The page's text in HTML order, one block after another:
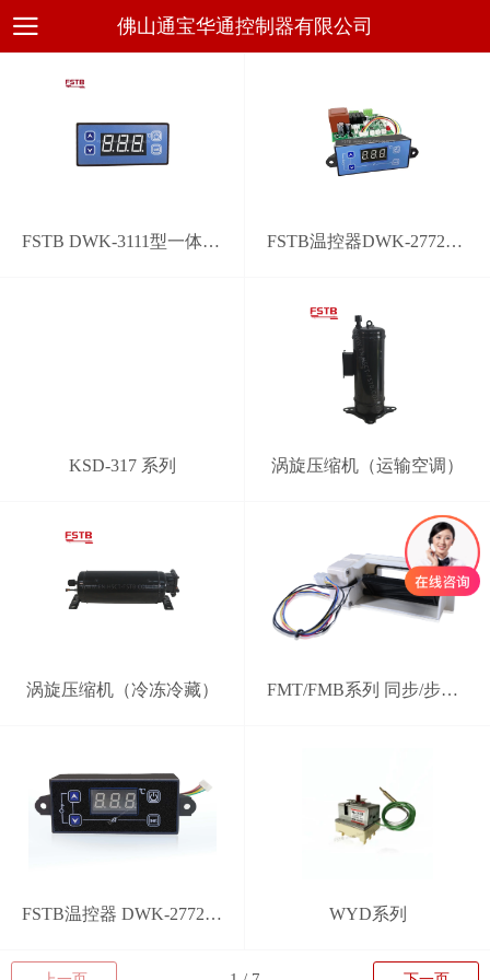
佛山通宝华通控制器有限公司
FSTB DWK-3111型一体化通用电子温控器 FSTB温控器DWK-2772型通用系统控制器
KSD-317 系列 涡旋压缩机（运输空调）
涡旋压缩机（冷冻冷藏） FMT/FMB系列 同步/步进电机电动风门
FSTB温控器 DWK-2772型 分体式智能控制器 WYD系列